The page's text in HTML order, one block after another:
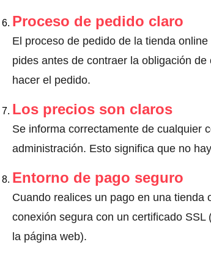
Proceso de pedido claro
El proceso de pedido de la tienda
pides antes de contraer la obligación
hacer el pedido.
Los precios son claros
Se informa correctamente de cualquier
administración. Esto significa que no
Entorno de pago seguro
Cuando realices un pago en una
conexión segura con un certificado
la página web).